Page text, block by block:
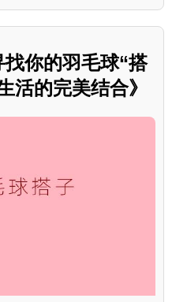
找你的羽毛球“搭
活的完美结合》